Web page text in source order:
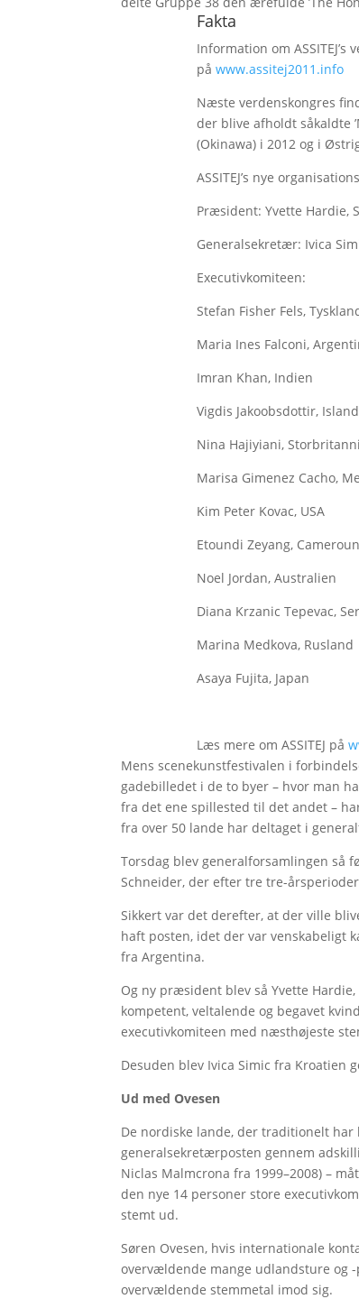
Fakta
Information om
på www.assitej2011.info
Næste verdenskongres
der blive afholdt såkaldte
(Okinawa) i 2012 og i
ASSITEJ’s nye
Præsident: Yvette Hardie,
Generalsekretær: Ivica
Executivkomiteen:
Stefan Fisher Fels,
Maria Ines Falconi,
Imran Khan, Indien
Vigdis Jakoobsdottir, Island
Nina Hajiyiani,
Marisa Gimenez Cacho,
Kim Peter Kovac, USA
Etoundi Zeyang, Cameroun
Noel Jordan, Australien
Diana Krzanic Tepevac,
Marina Medkova, Rusland
Asaya Fujita, Japan
Læs mere om ASSITEJ på
Mens scenekunstfestivalen i
gadebilledet i de to byer – hvor man
fra det ene spillested til det andet –
fra over 50 lande har deltaget i
Torsdag blev generalforsamlingen så
Schneider, der efter tre tre-
Sikkert var det derefter, at der ville
haft posten, idet der var venskabeligt
fra Argentina.
Og ny præsident blev så Yvette
kompetent, veltalende og begavet
executivkomiteen med næsthøjeste
Desuden blev Ivica Simic fra Kroatien
Ud med Ovesen
De nordiske lande, der traditionelt
generalsekretærposten gennem
Niclas Malmcrona fra 1999–2008) –
den nye 14 personer store
stemt ud.
Søren Ovesen, hvis internationale
overvældende mange udlandsture og
overvældende stemmetal imod sig.